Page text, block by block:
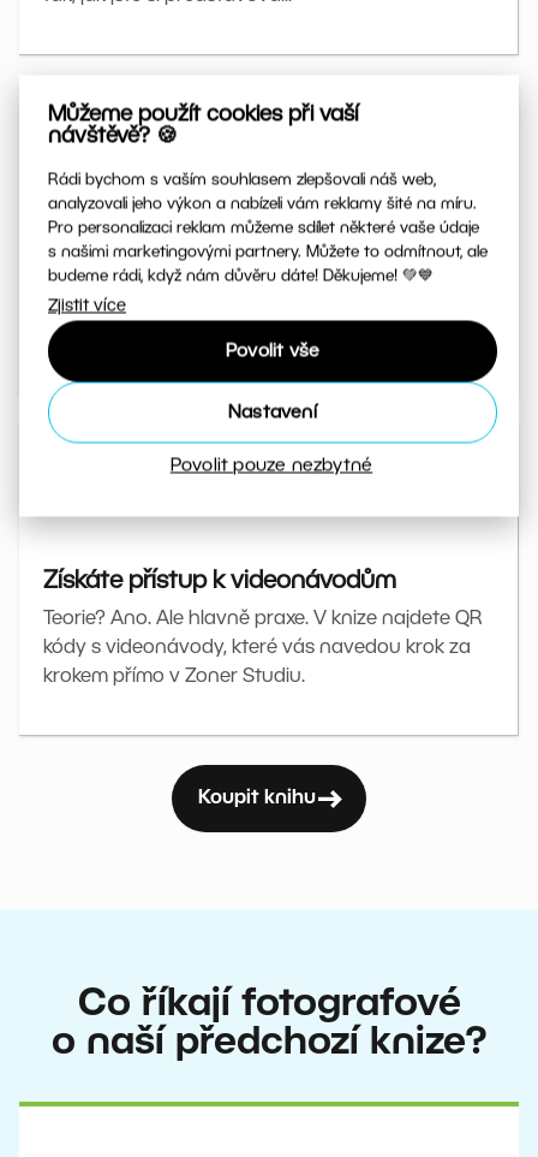
Můžeme použít cookies při vaší
návštěvě? 🍪
Rádi bychom s vaším souhlasem zlepšovali náš web,
analyzovali jeho výkon a nabízeli vám reklamy šité na míru.
Pro personalizaci reklam můžeme sdílet některé vaše údaje
s našimi marketingovými partnery. Můžete to odmítnout, ale
budeme rádi, když nám důvěru dáte! Děkujeme! 💚💙
Zjistit více
Povolit vše
Nastavení
Povolit pouze nezbytné
Zvládnete úpravy krok za krokem
Kniha vás provede konkrétními úpravami přímo
v Zoner Studiu. Od základních korekcí po pokročilé
retuše i využití AI.
Získáte přístup k videonávodům
Teorie? Ano. Ale hlavně praxe. V knize najdete QR
kódy s videonávody, které vás navedou krok za
krokem přímo v Zoner Studiu.
Koupit knihu
Co říkají fotografové
o naší předchozí knize?